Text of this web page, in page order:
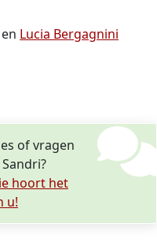
en Lucia Bergagnini
of vragen
hoort het
u!